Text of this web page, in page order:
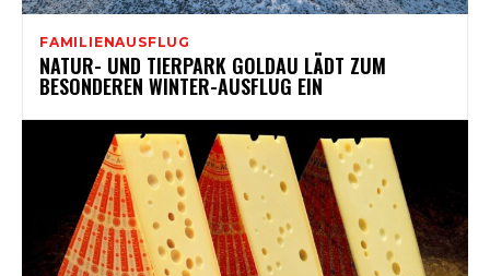
FAMILIENAUSFLUG
NATUR- UND TIERPARK GOLDAU LÄDT ZUM
BESONDEREN WINTER-AUSFLUG EIN